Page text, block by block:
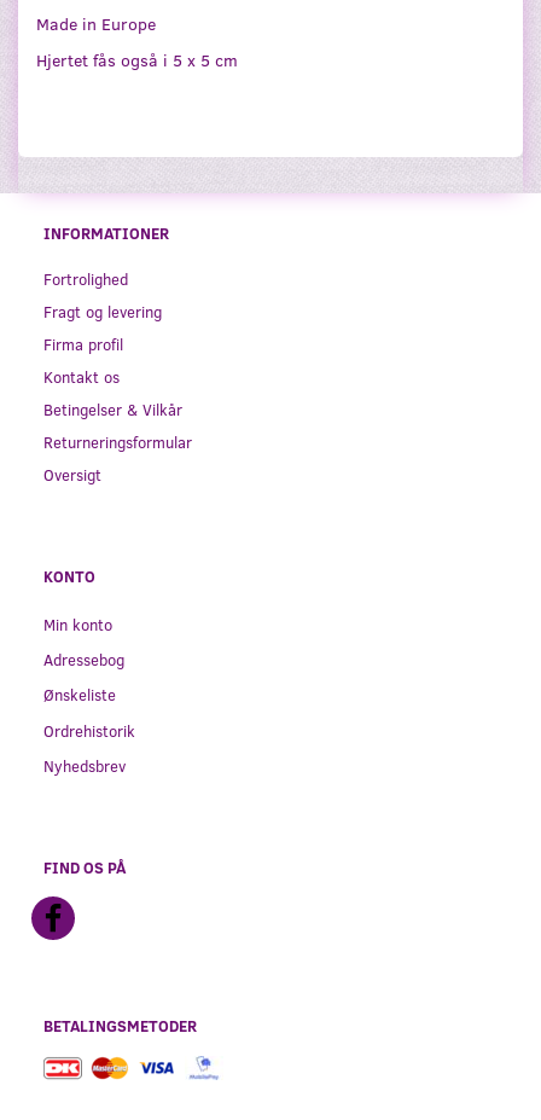
Made in Europe
Hjertet fås også i 5 x 5 cm
INFORMATIONER
Fortrolighed
Fragt og levering
Firma profil
Kontakt os
Betingelser & Vilkår
Returneringsformular
Oversigt
KONTO
Min konto
Adressebog
Ønskeliste
Ordrehistorik
Nyhedsbrev
FIND OS PÅ
BETALINGSMETODER